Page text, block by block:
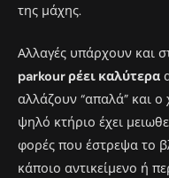
της μάχης.
Αλλαγές υπάρχουν και
parkour ρέει καλύτερα
αλλάζουν “απαλά” και
ψηλό κτήριο έχει
φορές που έστρεψα το
κάποιο αντικείμενο ή